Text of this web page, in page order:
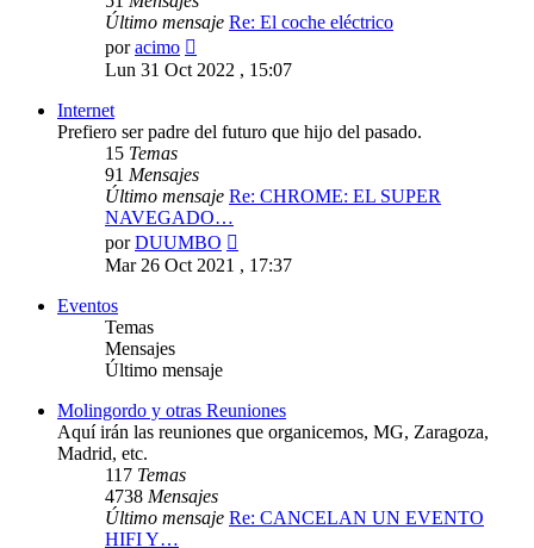
Último mensaje Re: El coche eléctrico
poracimo
último
Lun 31 Oct 2022 , 15:07
Internet
Prefiero ser padre del futuro que hijo del pasado.
15 Temas
91 Mensajes
Último mensaje Re: CHROME: EL SUPER
NAVEGADO…
porDUUMBO
último
Mar 26 Oct 2021 , 17:37
Eventos
Temas
Mensajes
Último mensaje
Molingordo y otras Reuniones
Aquí irán las reuniones que organicemos, MG, Zaragoza,
Madrid, etc.
117 Temas
4738 Mensajes
Último mensaje Re: CANCELAN UN EVENTO
HIFI Y…